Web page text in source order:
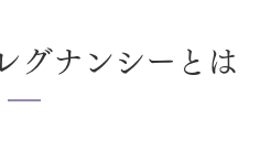
グナンシーとは